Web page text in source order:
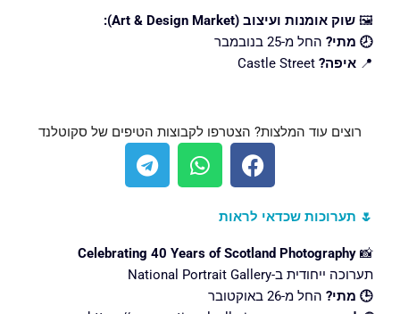
🖼️ שוק אומנות ועיצוב (Art & Design Market):
🕗 מתי? החל מ-25 בנובמבר
📍 איפה?
רוצים עוד המלצות? הצטרפו לקבוצות הטיפים של סקוטלנד
F
a
e
b
o
o
W
h
a
p
T
e
r
a
🌷 תערוכות שכדאי לראות
📸
Celebrating 40 Years of Scotland Photography
תערוכה ייחודית ב-National Portrait Gallery
🕒 מתי? החל מ-26 באוקטובר